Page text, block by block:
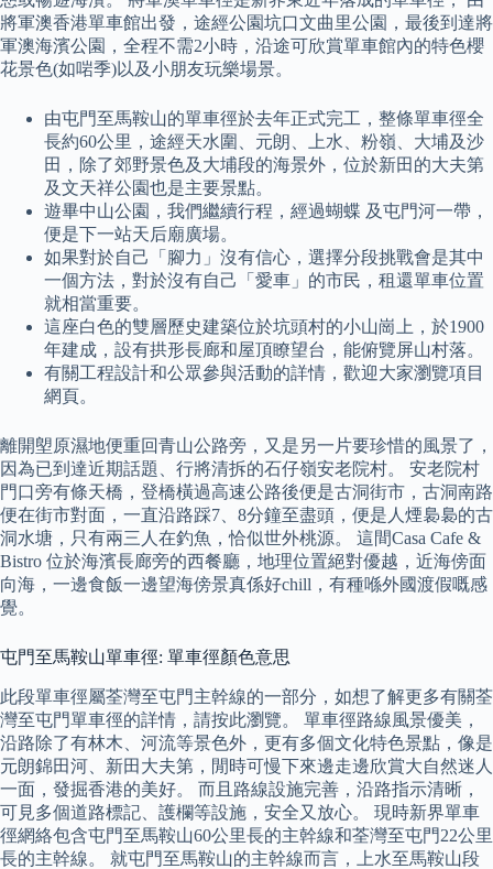
將軍澳香港單車館出發，途經公園坑口文曲里公園，最後到達將
軍澳海濱公園，全程不需2小時，沿途可欣賞單車館內的特色櫻
花景色(如啱季)以及小朋友玩樂場景。
由屯門至馬鞍山的單車徑於去年正式完工，整條單車徑全
長約60公里，途經天水圍、元朗、上水、粉嶺、大埔及沙
田，除了郊野景色及大埔段的海景外，位於新田的大夫第
及文天祥公園也是主要景點。
遊畢中山公園，我們繼續行程，經過蝴蝶 及屯門河一帶，
便是下一站天后廟廣場。
如果對於自己「腳力」沒有信心，選擇分段挑戰會是其中
一個方法，對於沒有自己「愛車」的市民，租還單車位置
就相當重要。
這座白色的雙層歷史建築位於坑頭村的小山崗上，於1900
年建成，設有拱形長廊和屋頂瞭望台，能俯覽屏山村落。
有關工程設計和公眾參與活動的詳情，歡迎大家瀏覽項目
網頁。
離開塱原濕地便重回青山公路旁，又是另一片要珍惜的風景了，
因為已到達近期話題、行將清拆的石仔嶺安老院村。 安老院村
門口旁有條天橋，登橋橫過高速公路後便是古洞街市，古洞南路
便在街市對面，一直沿路踩7、8分鐘至盡頭，便是人煙裊裊的古
洞水塘，只有兩三人在釣魚，恰似世外桃源。 這間Casa Cafe &
Bistro 位於海濱長廊旁的西餐廳，地理位置絕對優越，近海傍面
向海，一邊食飯一邊望海傍景真係好chill，有種喺外國渡假嘅感
覺。
屯門至馬鞍山單車徑: 單車徑顏色意思
此段單車徑屬荃灣至屯門主幹線的一部分，如想了解更多有關荃
灣至屯門單車徑的詳情，請按此瀏覽。 單車徑路線風景優美，
沿路除了有林木、河流等景色外，更有多個文化特色景點，像是
元朗錦田河、新田大夫第，閒時可慢下來邊走邊欣賞大自然迷人
一面，發掘香港的美好。 而且路線設施完善，沿路指示清晰，
可見多個道路標記、護欄等設施，安全又放心。 現時新界單車
徑網絡包含屯門至馬鞍山60公里長的主幹線和荃灣至屯門22公里
長的主幹線。 就屯門至馬鞍山的主幹線而言，上水至馬鞍山段